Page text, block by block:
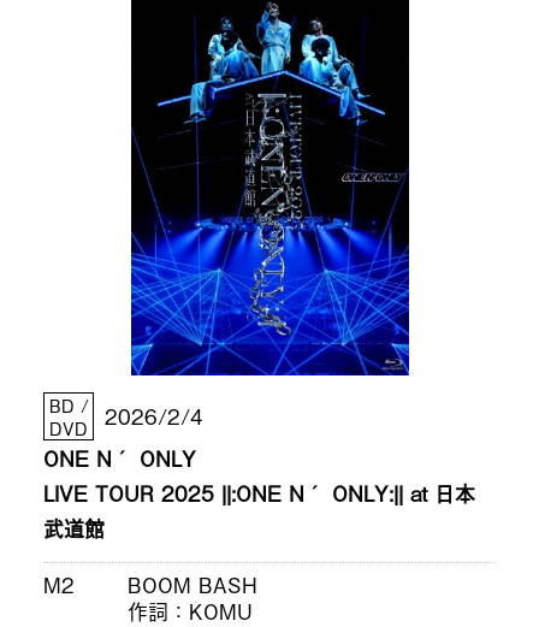
BD /
DVD
2026/2/4
ONE N´ ONLY
LIVE TOUR 2025 ||:ONE N´ ONLY:|| at 日本
武道館
M2
BOOM BASH
作詞
KOMU